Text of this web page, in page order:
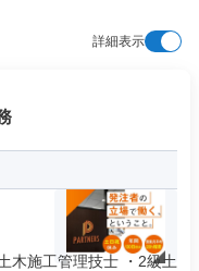
詳細表示
木施工管理技士 ・2級土